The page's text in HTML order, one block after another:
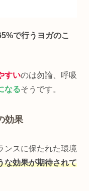
で行うヨガのこ
すいのは勿論、呼吸
なるそうです。
効果
ンスに保たれた環境
な効果が期待されて